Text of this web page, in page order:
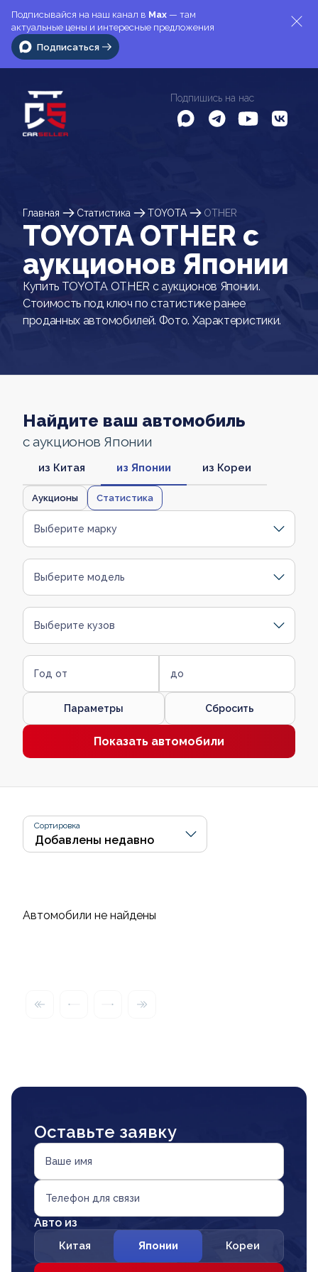
Подписывайся на наш канал в Max — там
актуальные цены и интересные предложения
Подписаться
Подпишись на нас
Главная Статистика TOYOTA OTHER
TOYOTA OTHER c
аукционов Японии
Купить TOYOTA OTHER с аукционов Японии.
Стоимость под ключ по статистике ранее
проданных автомобилей. Фото. Характеристики.
Найдите ваш автомобиль
с аукционов Японии
из Китая из Японии из Кореи
Аукционы Статистика
Выберите марку
Выберите модель
Выберите кузов
Год от до
Параметры Сбросить
Показать автомобили
Сортировка
Автомобили не найдены
Оставьте заявку
Ваше имя
Телефон для связи
Авто из
Китая Японии Кореи